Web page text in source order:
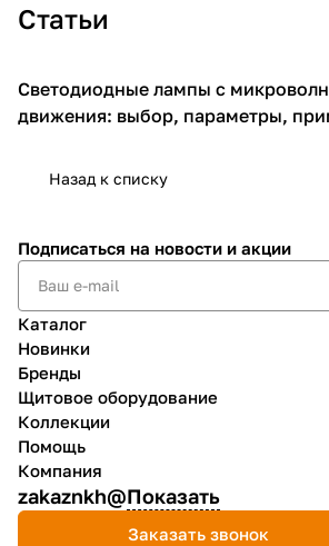
Статьи
Освещение для дома
Светодиодные лампы с
движения: выбор, параметры,
Назад к списку
Подписаться на новости и акции
Каталог
Новинки
Бренды
Щитовое оборудование
Коллекции
Помощь
Компания
zakaznkh@Показать
Заказать звонок